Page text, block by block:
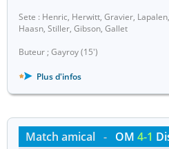
Sete : Henric, Herwitt, Gravier,
Haasn, Stiller, Gibson, Gallet
Buteur ; Gayroy (15')
Plus d'infos
Match amical - OM 4-1